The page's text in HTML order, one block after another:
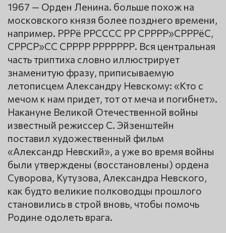
1967 — Орден Ленина. больше похож на
московского князя более позднего времени,
например. РРРё РРСССС РР СРРРР»СРРРёС,
СРРСР»СС СРРРР РРРРРРР. Вся центральная
часть триптиха словно иллюстрирует
знаменитую фразу, приписываемую
летописцем Александру Невскому: «Кто с
мечом к нам придет, тот от меча и погибнет».
Накануне Великой Отечественной войны
известный режиссер С. Эйзенштейн
поставил художественный фильм
«Александр Невский», а уже во время войны
были утверждены (восстановлены) ордена
Суворова, Кутузова, Александра Невского,
как будто великие полководцы прошлого
становились в строй вновь, чтобы помочь
Родине одолеть врага.